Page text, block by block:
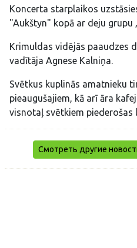
Koncerta starplaikos
"Aukštyn" kopā ar deju grupu
Krimuldas vidējās paaudzes
vadītāja Agnese Kalniņa.
Svētkus kuplinās amatnieku
pieaugušajiem, kā arī āra
visnotaļ svētkiem piederošas
Смотреть другие